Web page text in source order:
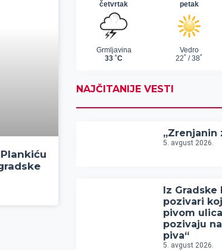
NAJČITANIJE VESTI
„Zrenjanin
5. avgust 2026.
Iz Gradske
pozivari
pivom
pozivaju
piva“
5. avgust 2026.